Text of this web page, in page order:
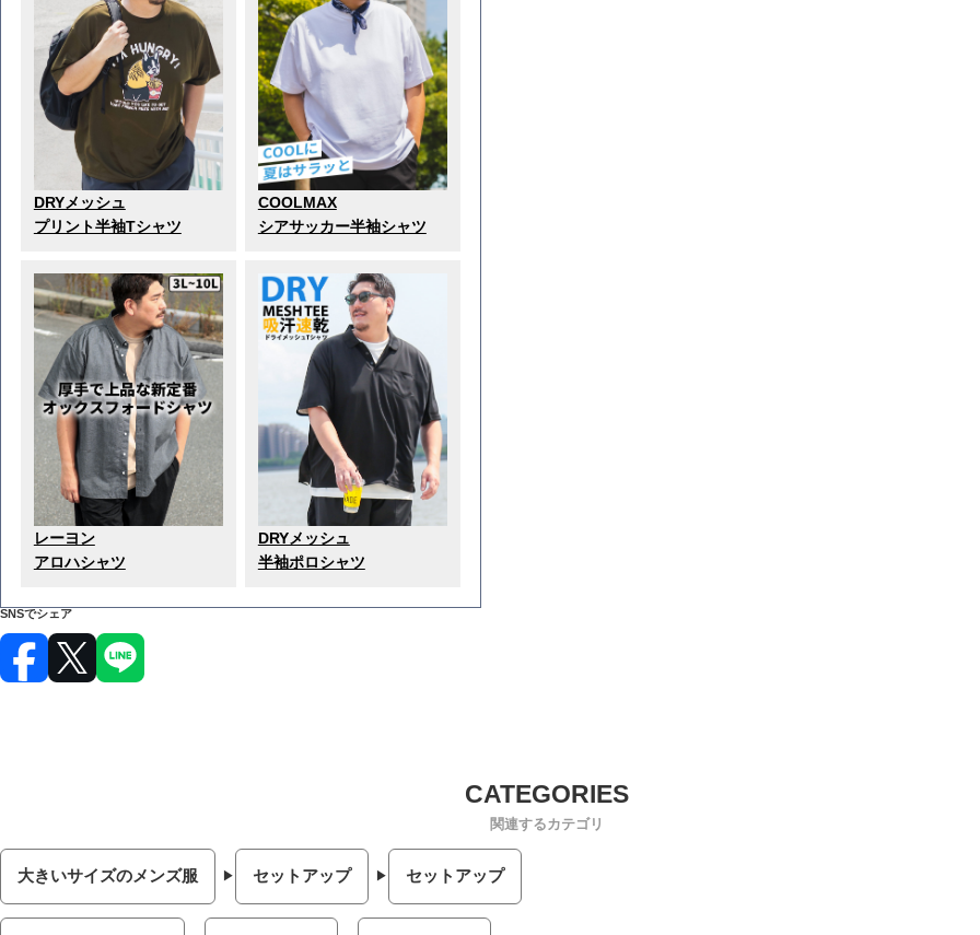
DRYメッシュ
プリント半袖Tシャツ
COOLMAX
シアサッカー半袖シャツ
レーヨン
アロハシャツ
DRYメッシュ
半袖ポロシャツ
SNSでシェア
関連するカテゴリ
大きいサイズのメンズ服 セットアップ セットアップ